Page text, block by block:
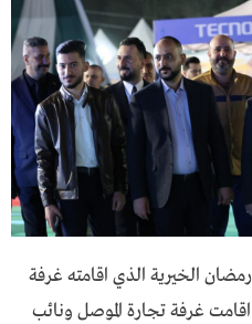
الخيرية الذي اقامته غرفة
غرفة تجارة الموصل ونائب